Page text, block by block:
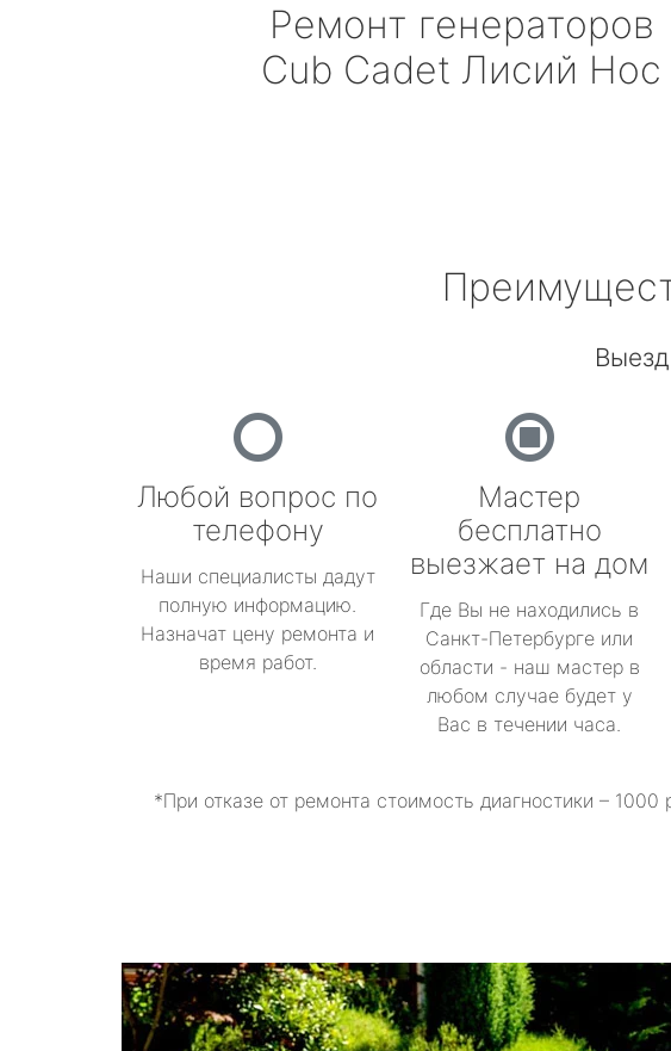
Ремонт генераторов
Cub Cadet Лисий Нос
Любой вопрос по
телефону
Наши специалисты дадут
полную информацию.
Назначат цену ремонта и
время работ.
Мастер
бесплатно
выезжает на дом
Где Вы не находились в
Санкт-Петербурге или
области - наш мастер в
любом случае будет у
Вас в течении часа.
*При отказе от ремонта стоимость диагностики – 1000